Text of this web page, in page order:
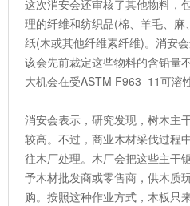
这次消安会还审核了其他物料，
理的纤维和纺织品(棉、羊毛、
纸(木或其他纤维素纤维)。消安
该会先前裁定这些物料的含铅量
大机会在受ASTM F963–11可溶
消安会表示，研究发现，树木主
较高。不过，商业木材采伐过程
往木厂处理。木厂会把这些主干
予木材批发商或零售商，供木质
购。按照这种作业方式，木板只